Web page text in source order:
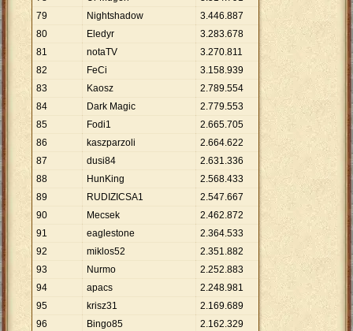
79
Nightshadow 3.446.887
80
Eledyr 3.283.678
81
notaTV 3.270.811
82
FeCi 3.158.939
83
Kaosz 2.789.554
84
Dark Magic 2.779.553
85
Fodi1 2.665.705
86
kaszparzoli 2.664.622
87
dusi84 2.631.336
88
HunKing 2.568.433
89
RUDIZICSA1 2.547.667
90
Mecsek 2.462.872
91
eaglestone 2.364.533
92
miklos52 2.351.882
93
Nurmo 2.252.883
94
apacs 2.248.981
95
krisz31 2.169.689
96
Bingo85 2.162.329